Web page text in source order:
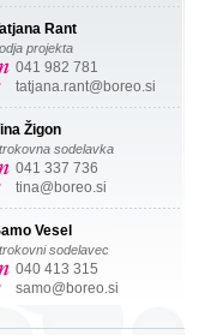
Rant
projekta
041 982 781
tatjana.rant@boreo.si
Žigon
sodelavka
041 337 736
tina@boreo.si
Vesel
sodelavec
040 413 315
samo@boreo.si